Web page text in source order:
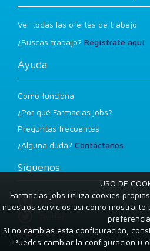
Ver todas las ofertas de trabajo
¿Buscas trabajo? Regístrate aquí
Ayuda
Como funciona
¿Por qué Farmacias.jobs?
Preguntas frecuentes
¿Alguna duda? Contáctanos
Síguenos
Facebook
LinkedIn
USO DE
Farmacias.jobs utiliza cookies
nuestros servicios así como mostrarte
Si no cambias esta configuración,
Puedes cambiar la configuración u